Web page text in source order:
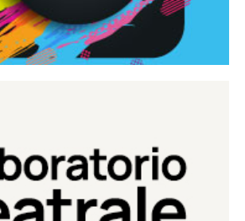
di teatro del Teatro Eduardo de Filippo
Continua